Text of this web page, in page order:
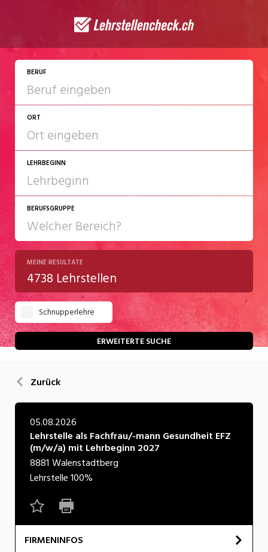
BERUF
ORT
LEHRBEGINN
2027
2028
BERUFSGRUPPE
Chemie/Pharma
Gastgewerbe
Gesundheit/Pflege/Soziales
Handwerk/Technik
Kultur
Natur
Verkehr/Logistik
Wirtschaft/Verwaltung
MEINE RESULTATE
4738 Lehrstellen
Schnupperlehre
ERWEITERTE SUCHE
Zurück
05.08.2026
Lehrstelle als Fachfrau/-mann Gesundheit EFZ
(m/w/a) mit Lehrbeginn 2027
8881 Walenstadtberg
Lehrstelle100%
FIRMENINFOS